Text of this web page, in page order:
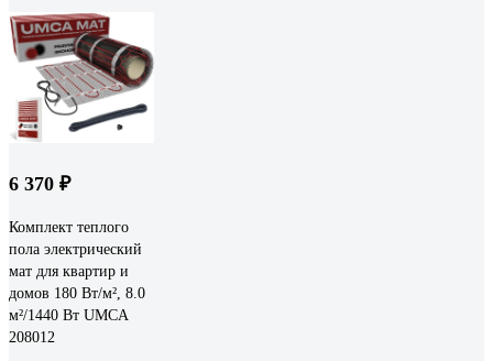
6 370 ₽
Комплект теплого
пола электрический
мат для квартир и
домов 180 Вт/м², 8.0
м²/1440 Вт UMCA
208012